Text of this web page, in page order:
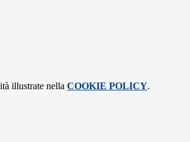
illustrate nella COOKIE POLICY.